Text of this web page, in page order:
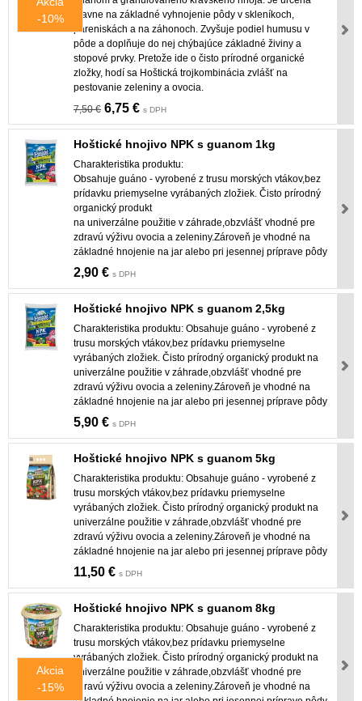
-10%
hlavne na základné vyhnojenie pôdy v skleníkoch,
pareniskách a na záhonoch. Zvyšuje podiel humusu v
pôde a doplňuje do nej chýbajúce základné živiny a
stopové prvky. Pretože ide o čisto prírodné organické
zložky, hodí sa Hoštická trojkombinácia zvlášť na
pestovanie zeleniny a ovocia.
7,50 € 6,75 € s DPH
Hoštické hnojivo NPK s guanom 1kg
Charakteristika produktu:
Obsahuje guáno - vyrobené z trusu morských vtákov,bez
prídavku priemyselne vyrábaných zložiek. Čisto prírodný
organický produkt
na univerzálne použitie v záhrade,obzvlášť vhodné pre
zdravú výživu ovocia a zeleniny.Zároveň je vhodné na
základné hnojenie na jar alebo pri jesennej príprave pôdy
2,90 € s DPH
Hoštické hnojivo NPK s guanom 2,5kg
Charakteristika produktu: Obsahuje guáno - vyrobené z
trusu morských vtákov,bez prídavku priemyselne
vyrábaných zložiek. Čisto prírodný organický produkt na
univerzálne použitie v záhrade,obzvlášť vhodné pre
zdravú výživu ovocia a zeleniny.Zároveň je vhodné na
základné hnojenie na jar alebo pri jesennej príprave pôdy
5,90 € s DPH
Hoštické hnojivo NPK s guanom 5kg
Charakteristika produktu: Obsahuje guáno - vyrobené z
trusu morských vtákov,bez prídavku priemyselne
vyrábaných zložiek. Čisto prírodný organický produkt na
univerzálne použitie v záhrade,obzvlášť vhodné pre
zdravú výživu ovocia a zeleniny.Zároveň je vhodné na
základné hnojenie na jar alebo pri jesennej príprave pôdy
11,50 € s DPH
Akcia
-15%
Hoštické hnojivo NPK s guanom 8kg
Charakteristika produktu: Obsahuje guáno - vyrobené z
trusu morských vtákov,bez prídavku priemyselne
vyrábaných zložiek. Čisto prírodný organický produkt na
univerzálne použitie v záhrade,obzvlášť vhodné pre
zdravú výživu ovocia a zeleniny.Zároveň je vhodné na